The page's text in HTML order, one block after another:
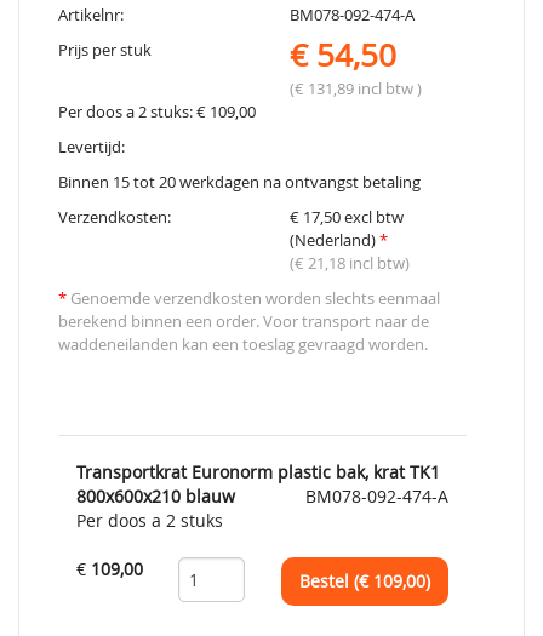
Artikelnr:
BM078-092-474-A
Prijs per stuk
€ 54,50
(€ 131,89 incl btw )
Per doos a 2 stuks: € 109,00
Levertijd:
Binnen 15 tot 20 werkdagen na ontvangst betaling
Verzendkosten:
€ 17,50 excl btw
(Nederland)*
(€ 21,18 incl btw)
* Genoemde verzendkosten worden slechts eenmaal
berekend binnen een order. Voor transport naar de
waddeneilanden kan een toeslag gevraagd worden.
Transportkrat Euronorm plastic bak, krat TK1
800x600x210 blauw
BM078-092-474-A
Per doos a 2 stuks
€ 109,00
Bestel (€ 109,00)